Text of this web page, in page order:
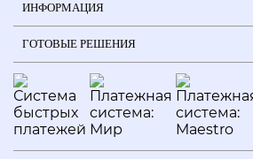
ГОТОВЫЕ РЕШЕНИЯ
ИНФОРМАЦИЯ